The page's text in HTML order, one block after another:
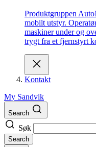
Produktgruppen
mobilt utstyr.
maskiner under og
trygt fra et fjernstyrt
Kontakt
My Sandvik
Search
Søk
Search